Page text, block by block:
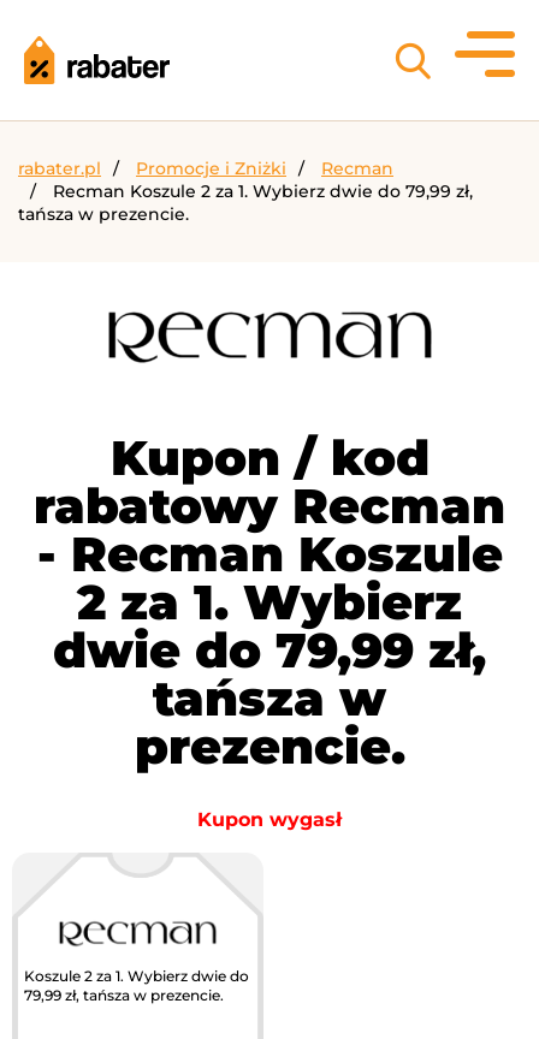
rabater.pl Promocje i Zniżki
Recman
Recman Koszule 2 za 1. Wybierz dwie do 79,99 zł,
tańsza w prezencie.
Kupon / kod
rabatowy Recman
- Recman Koszule
2 za 1. Wybierz
dwie do 79,99 zł,
tańsza w
prezencie.
Kupon wygasł
Koszule 2 za 1. Wybierz dwie do
79,99 zł, tańsza w prezencie.